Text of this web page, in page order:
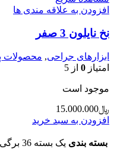
افزودن به علاقه مندی ها
نخ نایلون 3 صفر
ابزارهای جراحی, محصولات
امتیاز 0 از 5
موجود است
﷼15.000.000
افزودن به سبد خرید
بسته بندی یک بسته 36 برگی